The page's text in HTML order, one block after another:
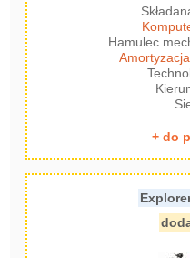
Hamulec
+ do